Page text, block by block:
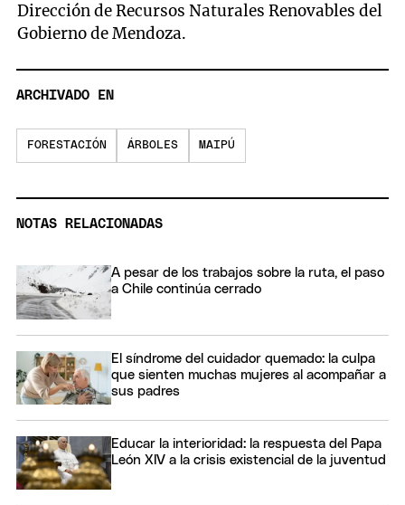
Dirección de Recursos Naturales Renovables del
Gobierno de Mendoza.
ARCHIVADO EN
FORESTACIÓN ÁRBOLES MAIPÚ
NOTAS RELACIONADAS
A pesar de los trabajos sobre la ruta, el paso
a Chile continúa cerrado
El síndrome del cuidador quemado: la culpa
que sienten muchas mujeres al acompañar a
sus padres
Educar la interioridad: la respuesta del Papa
León XIV a la crisis existencial de la juventud